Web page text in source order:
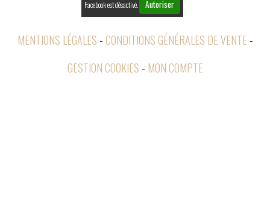
Facebook est désactivé. Autoriser
MENTIONS LÉGALES CONDITIONS GÉNÉRALES DE VENTE
GESTION COOKIES
MON COMPTE